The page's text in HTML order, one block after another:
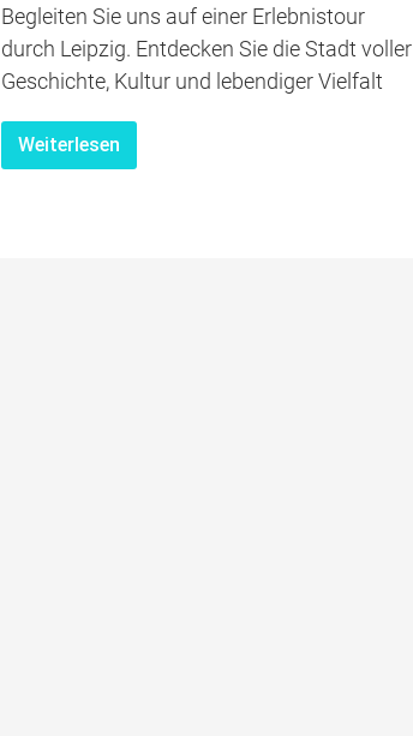
Begleiten Sie uns auf einer Erlebnistour
durch Leipzig. Entdecken Sie die Stadt voller
Geschichte, Kultur und lebendiger Vielfalt
Weiterlesen